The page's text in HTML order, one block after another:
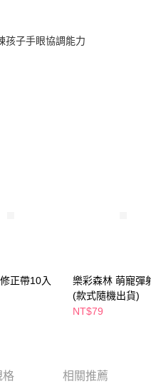
，將跳轉至「AFTEE先享後付」
可完成結帳。
，但若您需要取消訂單，請聯絡
仍視為有效，需透過AFTEE先享
費
費
孩子手眼協調能力
正帶10入
樂彩森林 萌寵彈
(款式隨機出貨)
NT$79
格 相關推薦